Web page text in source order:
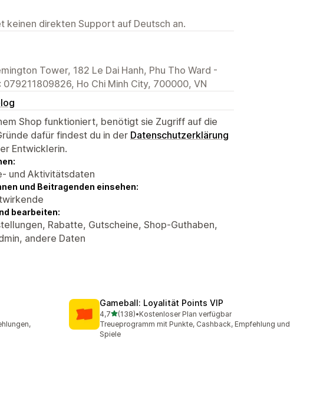
keinen direkten Support auf Deutsch an.
Tower, 182 Le Dai Hanh, Phu Tho Ward -
079211809826, Ho Chi Minh City, 700000, VN
Shop funktioniert, benötigt sie Zugriff auf die
dafür findest du in der Datenschutzerklärung
Entwicklerin.
und Aktivitätsdaten
und Beitragenden einsehen:
bearbeiten:
Rabatte, Gutscheine, Shop-Guthaben,
andere Daten
Gameball: Loyalität Points VIP
4,7von 5 Sternen
(138)
138 Rezensionen insgesamt
•Kostenloser Plan verfügbar
Treueprogramm mit Punkte, Cashback, Empfehlung und
Spiele